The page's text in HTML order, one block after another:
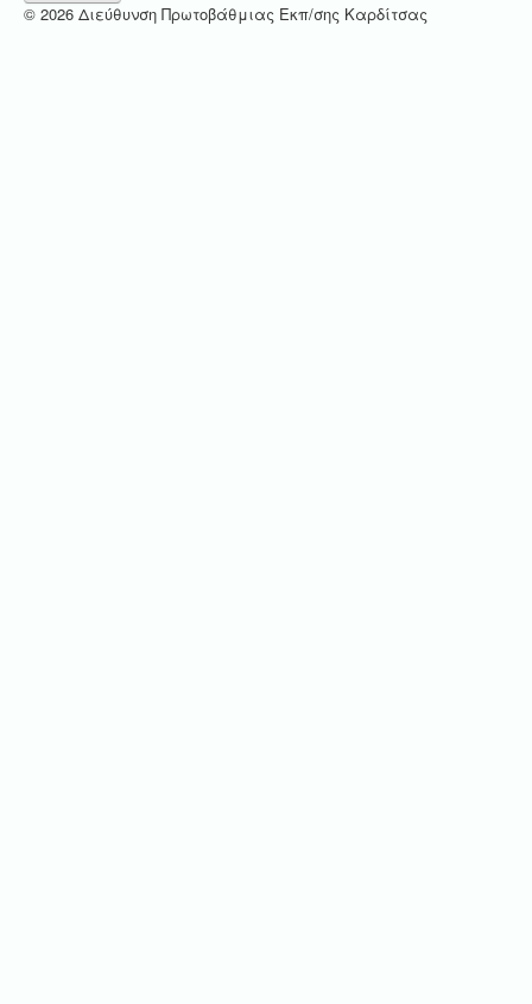
© 2026 Διεύθυνση Πρωτοβάθμιας Εκπ/σης Καρδίτσας